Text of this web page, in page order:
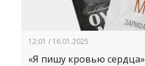
12:01 / 16.01.2025
«Я пишу кровью сердца»